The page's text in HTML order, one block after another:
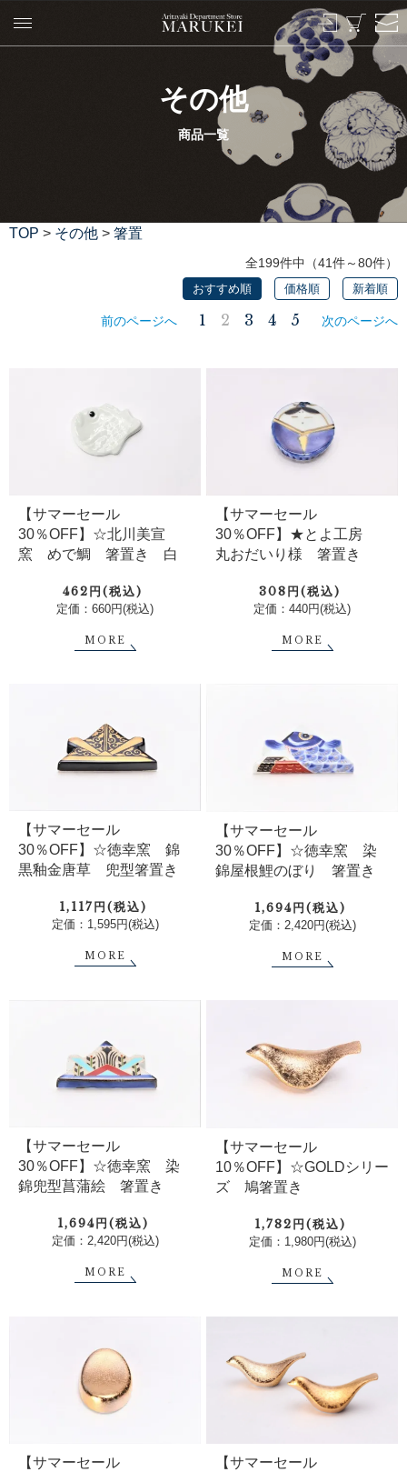
その他
商品一覧
TOP > その他 > 箸置
全199件中（41件～80件）
おすすめ順 価格順 新着順
前のページへ 1 2 3 4 5 次のページへ
【サマーセール
30％OFF】☆北川美宣
窯 めで鯛 箸置き 白
462円(税込)
定価：660円(税込)
MORE
【サマーセール
30％OFF】★とよ工房
丸おだいり様 箸置き
308円(税込)
定価：440円(税込)
MORE
【サマーセール
30％OFF】☆徳幸窯 錦
黒釉金唐草 兜型箸置き
1,117円(税込)
定価：1,595円(税込)
MORE
【サマーセール
30％OFF】☆徳幸窯 染
錦屋根鯉のぼり 箸置き
1,694円(税込)
定価：2,420円(税込)
MORE
【サマーセール
30％OFF】☆徳幸窯 染
錦兜型菖蒲絵 箸置き
1,694円(税込)
定価：2,420円(税込)
MORE
【サマーセール
10％OFF】☆GOLDシリー
ズ 鳩箸置き
1,782円(税込)
定価：1,980円(税込)
MORE
【サマーセール
【サマーセール